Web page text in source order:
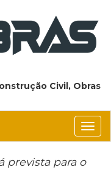
Civil, Obras
prevista para o